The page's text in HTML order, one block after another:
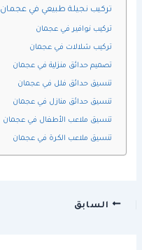
تركيب نجيلة طبيعي في عجمان
تركيب نوافير في عجمان
تركيب شلالات في عجمان
تصميم حدائق منزلية في عجمان
تنسيق حدائق فلل في عجمان
تنسيق حدائق منازل في عجمان
تنسيق ملاعب الأطفال في عجمان
تنسيق ملاعب الكرة في عجمان
السابق